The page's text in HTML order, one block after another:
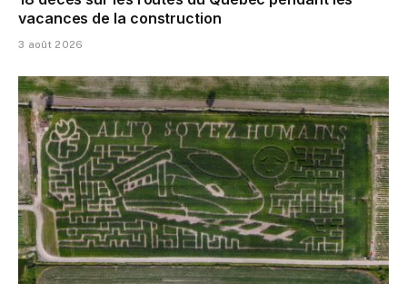
vacances de la construction
3 août 2026